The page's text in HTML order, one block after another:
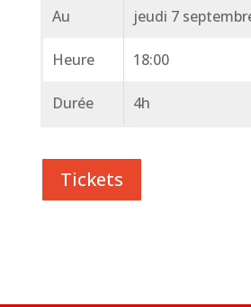
Au jeudi 7
Heure 18:00
Durée 4h
Tickets